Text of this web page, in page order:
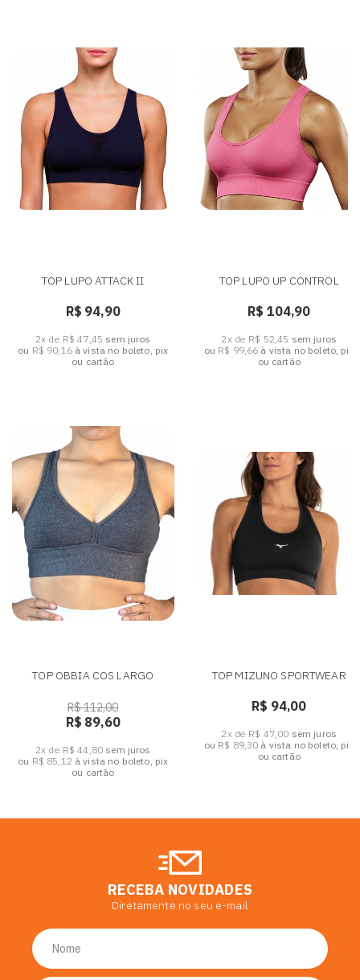
TOP LUPO ATTACK II
R$ 94,90
2x de R$ 47,45 sem juros
ou R$ 90,16à vista no boleto, pix
ou cartão
TOP LUPO UP CONTROL
R$ 104,90
2x de R$ 52,45 sem juros
ou R$ 99,66 à vista no boleto, pix
ou cartão
TOP OBBIA COS LARGO
R$ 112,00
R$ 89,60
2x de R$ 44,80 sem juros
ou R$ 85,12 à vista no boleto, pix
ou cartão
TOP MIZUNO SPORTWEAR
R$ 94,00
2x de R$ 47,00 sem juros
ou R$ 89,30 à vista no boleto, pix
ou cartão
RECEBA NOVIDADES
Diretamente no seu e-mail